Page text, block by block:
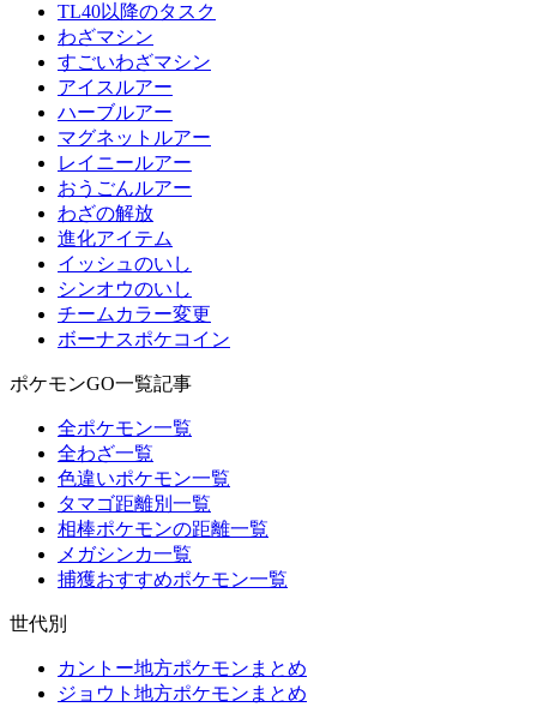
TL40以降のタスク
わざマシン
すごいわざマシン
アイスルアー
ハーブルアー
マグネットルアー
レイニールアー
おうごんルアー
わざの解放
進化アイテム
イッシュのいし
シンオウのいし
チームカラー変更
ボーナスポケコイン
ポケモンGO一覧記事
全ポケモン一覧
全わざ一覧
色違いポケモン一覧
タマゴ距離別一覧
相棒ポケモンの距離一覧
メガシンカ一覧
捕獲おすすめポケモン一覧
世代別
カントー地方ポケモンまとめ
ジョウト地方ポケモンまとめ